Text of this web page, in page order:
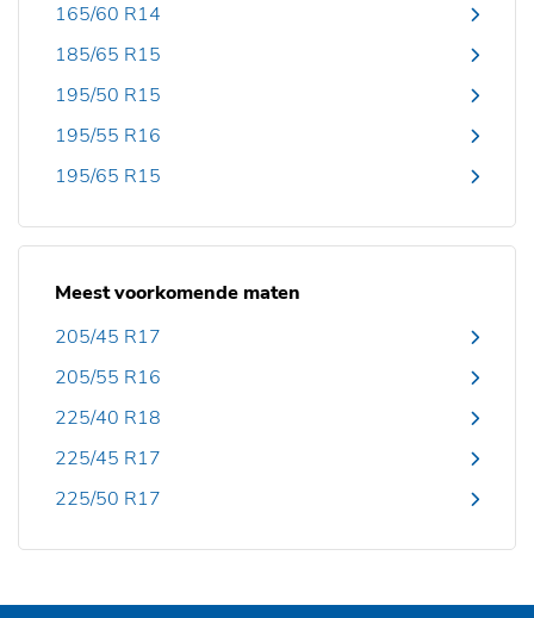
165/60 R14
185/65 R15
195/50 R15
195/55 R16
195/65 R15
Meest voorkomende maten
205/45 R17
205/55 R16
225/40 R18
225/45 R17
225/50 R17